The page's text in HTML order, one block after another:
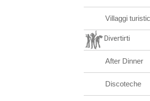
Villaggi
Divertirti
After Dinner
Discoteche